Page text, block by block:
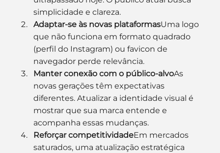
simplicidade e clareza.
Adaptar-se às novas plataformasUma logo
que não funciona em formato quadrado
(perfil do Instagram) ou favicon de
navegador perde relevância.
Manter conexão com o público-alvoAs
novas gerações têm expectativas
diferentes. Atualizar a identidade visual é
mostrar que sua marca entende e
acompanha essas mudanças.
Reforçar competitividadeEm mercados
saturados, uma atualização estratégica